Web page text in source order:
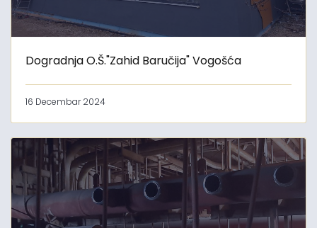
Dogradnja O.Š."Zahid Baručija" Vogošća
16 Decembar 2024